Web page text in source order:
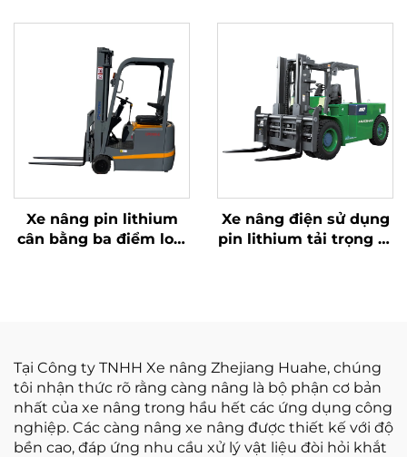
tấn, xe nâng dẫn động
cầu trước, động cơ
Trung Quốc bền bỉ
Bản chất lượng cao
Xe nâng pin lithium
cân bằng ba điểm loại
Xe nâng điện sử dụng
pin lithium tải trọng 10
Tại Công ty TNHH Xe nâng Zhejiang Huahe, chúng
tôi nhận thức rõ rằng càng nâng là bộ phận cơ bản
nhất của xe nâng trong hầu hết các ứng dụng công
nghiệp. Các càng nâng xe nâng được thiết kế với độ
bền cao, đáp ứng nhu cầu xử lý vật liệu đòi hỏi khắt